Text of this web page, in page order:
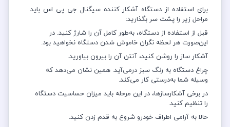
برای استفاده از دستگاه آشکار کننده سیگنال جی پی اس باید
مراحل زیر را پشت سر بگذارید:
قبل از استفاده از دستگاه، به‌طور کامل آن را شارژ کنید. در
این‌صورت هر لحظه نگران خاموش شدن دستگاه نخواهید بود.
آشکار ساز را روشن کنید، آنتن آن را بیرون بیاورید.
چراغ دستگاه به رنگ سبز درمی‌آید. همین نشان می‌دهد که
وسیله شما به‌درستی کار می‌کند.
در برخی آشکارسازها، در این مرحله باید میزان حساسیت دستگاه
را تنظیم کنید.
حالا به آرامی اطراف خودرو شروع به قدم زدن کنید.